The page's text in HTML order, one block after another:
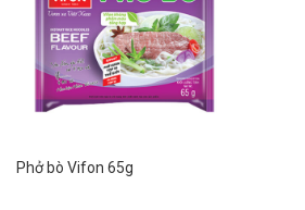
Phở bò Vifon 65g